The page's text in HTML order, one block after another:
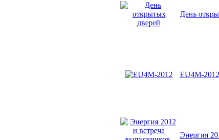
День
EU4M-2012
Энергия